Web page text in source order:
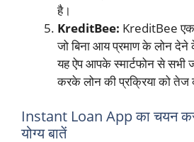
है।
KreditBee: KreditBee
जो बिना आय प्रमाण के लोन देने
यह ऐप आपके स्मार्टफोन से सभी
करके लोन की प्रक्रिया को तेज
Instant Loan App का चयन
योग्य बातें